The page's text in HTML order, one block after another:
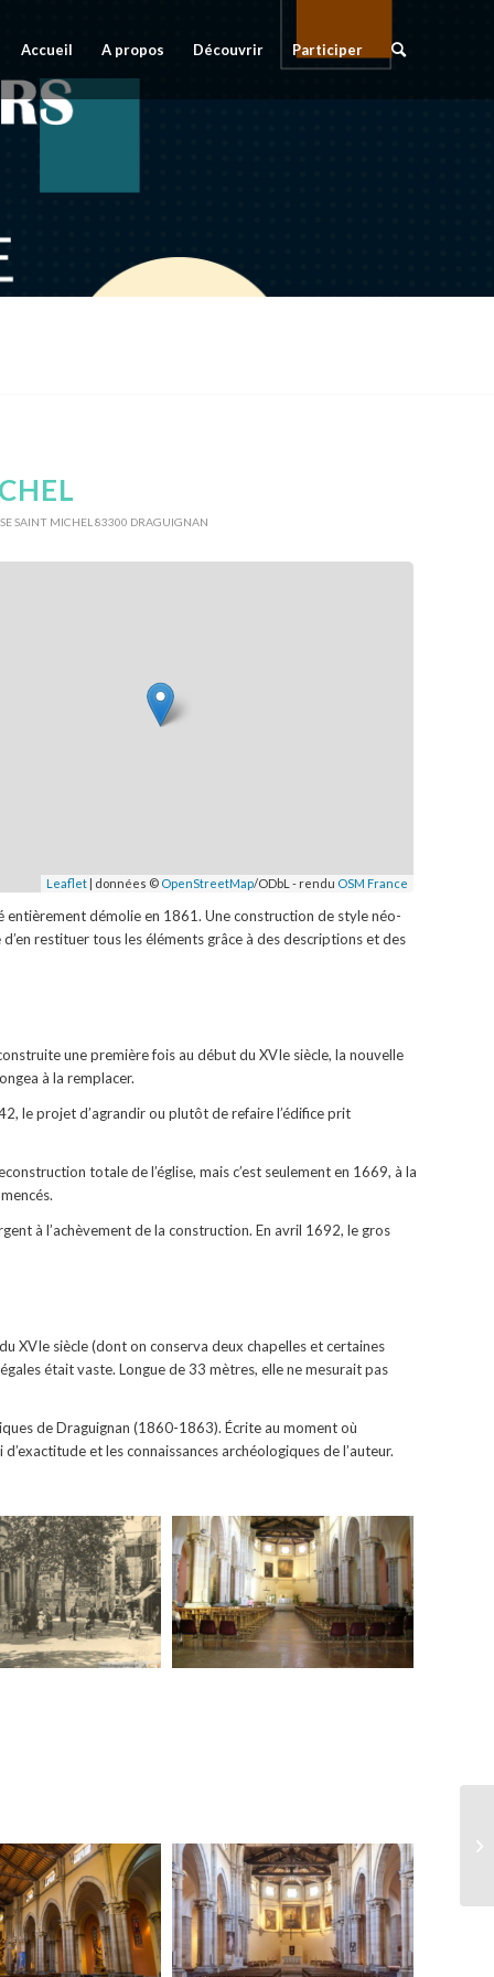
Accueil A propos Découvrir Participer
SAINT MICHEL 83300 DRAGUIGNAN
Leaflet| données © OpenStreetMap/ODbL - rendu OSM France
entièrement démolie en 1861. Une construction de style néo-
restituer tous les éléments grâce à des descriptions et des
une première fois au début du XVIe siècle, la nouvelle
à la remplacer.
le projet d’agrandir ou plutôt de refaire l’édifice prit
totale de l’église, mais c’est seulement en 1669, à la
à l’achèvement de la construction. En avril 1692, le gros
XVIe siècle (dont on conserva deux chapelles et certaines
était vaste. Longue de 33 mètres, elle ne mesurait pas
de Draguignan (1860-1863). Écrite au moment où
et les connaissances archéologiques de l’auteur.